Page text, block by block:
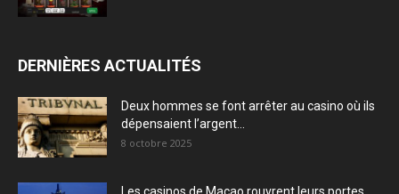
DERNIÈRES ACTUALITÉS
Deux hommes se font arrêter au casino où ils
dépensaient l’argent...
8 octobre 2025
Les casinos de Macao rouvrent leurs portes